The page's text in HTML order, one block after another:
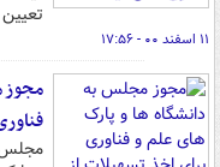
۱۱ اسفند ۰۰ - ۱۷:۵۶
مجوز
مجلس